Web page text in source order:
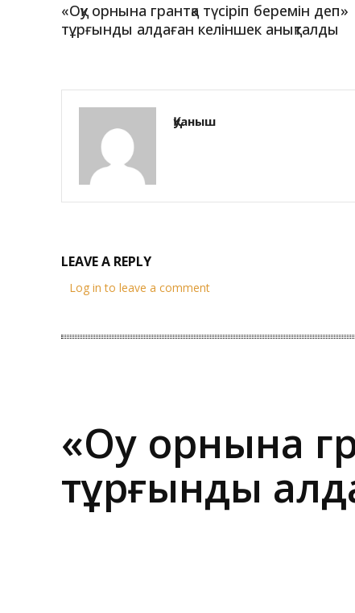
«Оқу орнына грантқа түсіріп беремін деп»
тұрғынды алдаған келіншек анықталды
Қуаныш
LEAVE A REPLY
Log in to leave a comment